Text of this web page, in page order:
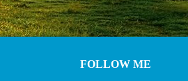
FOLLOW ME